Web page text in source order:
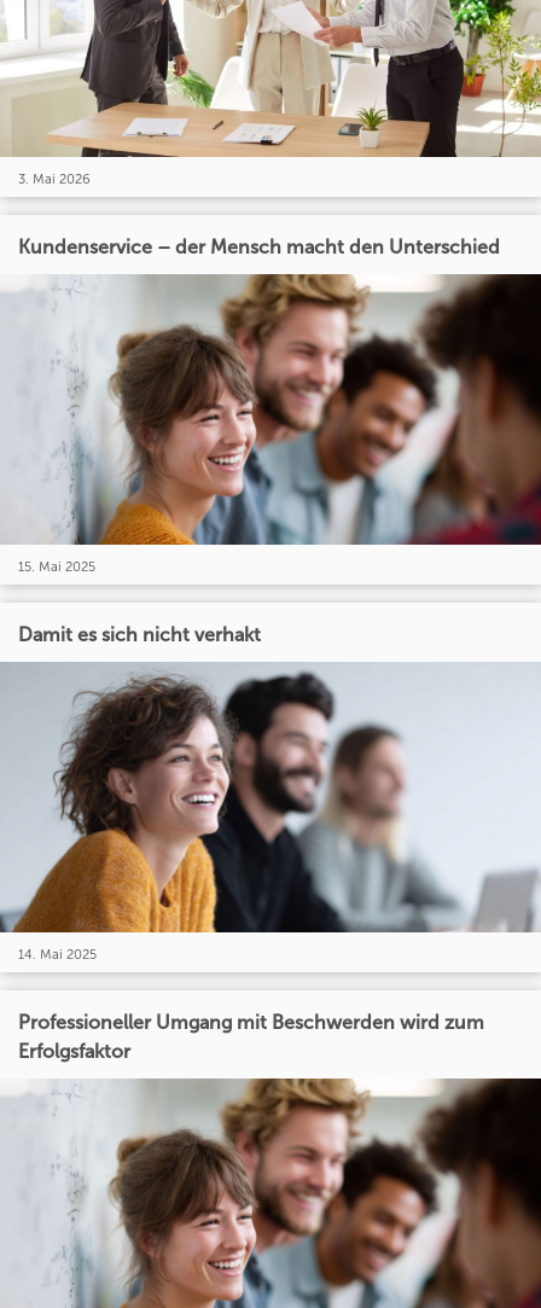
3. Mai 2026
Kundenservice – der Mensch macht den Unterschied
15. Mai 2025
Damit es sich nicht verhakt
14. Mai 2025
Professioneller Umgang mit Beschwerden wird zum
Erfolgsfaktor